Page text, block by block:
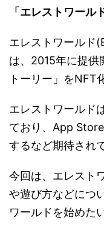
「エレストワール
エレストワールド
は、2015年に提供
トーリー」をNFT
エレストワールド
ており、App
するなど期待され
今回は、エレスト
や遊び方などにつ
ワールドを始めた